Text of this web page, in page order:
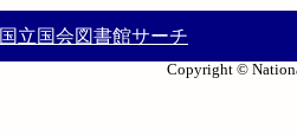
国立国会図書館サーチ
Copyright ©